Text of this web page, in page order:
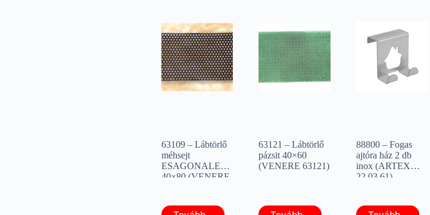
63109 – Lábtörlő
méhsejt
ESAGONALE
40×80 (VENERE
63121 – Lábtörlő
pázsit 40×60
(VENERE 63121)
88800 – Fogas
ajtóra ház 2 db
inox (ARTEX
22.03.61)